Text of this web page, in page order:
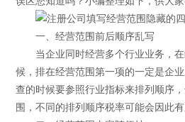
一、经营范围前后顺序乱写
当企业同时经营多个行业业务，在
候，排在经营范围第一项的一定是企
查的时候要参照行业指标来排列顺序
围，不同的排列顺序税率可能会因此有